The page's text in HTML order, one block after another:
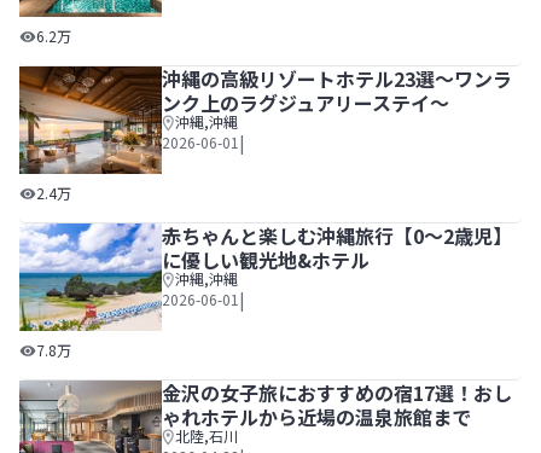
一年中泳げる！沖縄のプール付きホテルおすすめ11選
6.2万
沖縄の高級リゾートホテル23選～ワンランク上のラグジュ
2.4万
沖縄の高級リゾートホテル23選～ワンラ
ンク上のラグジュアリーステイ～
沖縄,沖縄
2026-06-01 |
赤ちゃんと楽しむ沖縄旅行【0～2歳児】に優しい観光地&
7.8万
赤ちゃんと楽しむ沖縄旅行【0～2歳児】
に優しい観光地&ホテル
沖縄,沖縄
2026-06-01 |
金沢の女子旅におすすめの宿17選！おし
ゃれホテルから近場の温泉旅館まで
北陸,石川